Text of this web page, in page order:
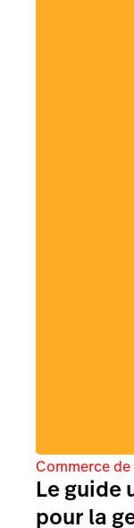
Commerce
Le guide
pour la